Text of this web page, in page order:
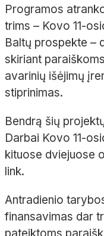
Programos
trims – Kovo 11-
Baltų prospekte –
skiriant
avarinių išėjimų
stiprinimas.
Bendrą šių
Darbai Kovo 11-
kituose dviejuose
link.
Antradienio
finansavimas dar